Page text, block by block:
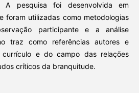
A pesquisa foi desenvolvida em
foram utilizadas como metodologias
participante e a análise
traz como referências autores e
e do campo das relações
críticos da branquitude.